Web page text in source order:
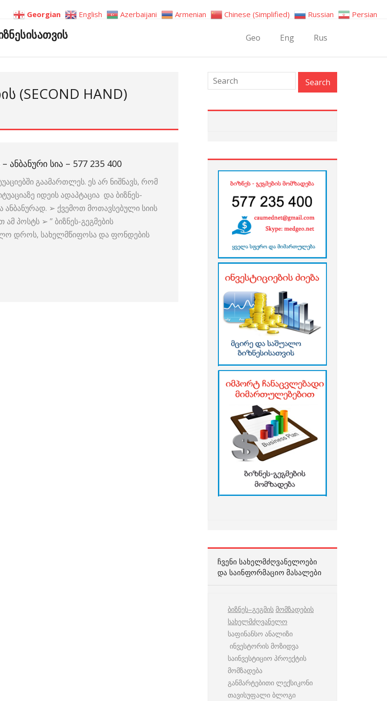
Geo Eng Rus
(SECOND HAND)
ᲐᲜᲑᲐᲜᲣᲠᲘ ᲡᲘᲐ – 577 235 400
გაამართლეს. ეს არ ნიშნავს, რომ
იდეის ადაპტაცია და ბიზნეს-
ანბანურად. ➢ ქვემოთ მოთავსებული სიის
პოსტს ➢ ” ბიზნეს-გეგმების
დროს, სახელმწიფოსა და ფონდების
ᲩᲕᲔᲜᲘ ᲡᲐᲮᲔᲚᲛᲫᲦᲕᲐᲜᲔᲚᲝᲔᲑᲘ
ᲓᲐ ᲡᲐᲘᲜᲤᲝᲠᲛᲐᲪᲘᲝ ᲛᲐᲡᲐᲚᲔᲑᲘ
ბიზნეს–გეგმის მომზადების
სახელმძღვანელო
საფინანსო ანალიზი
ინვესტორის მოზიდვა
საინვესტიციო პროექტის
მომზადება
განმარტებითი ლექსიკონი
თავისუფალი ბლოგი
Georgian English Azerbaijani Armenian Chinese (Simplified) Russian Persian